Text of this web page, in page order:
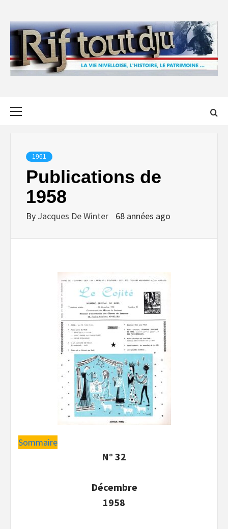
content
1961
Publications de
1958
By Jacques De Winter 68 années ago
Sommaire
N° 32
Décembre
1958